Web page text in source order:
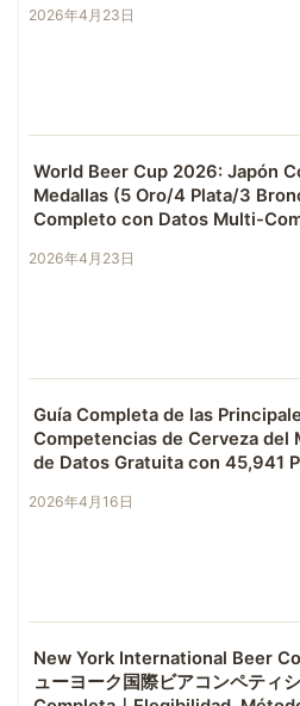
2026年4月23日
World Beer Cup 2026: Japón
Medallas (5 Oro/4 Plata/3
Completo con Datos Multi-
2026年4月23日
Guía Completa de las
Competencias de Cerveza del
de Datos Gratuita con 45,941
2026年4月16日
New York International Beer
ューヨーク国際ビアコンペティ